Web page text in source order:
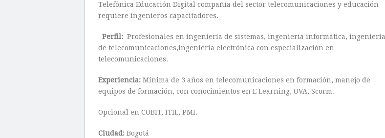
Telefónica Educación Digital compañía del sector telecomunicaciones y educación
requiere ingenieros capacitadores.
Perfil: Profesionales en ingeniería de sistemas, ingeniería informática, ingeniería
de telecomunicaciones,ingeniería electrónica con especialización en
telecomunicaciones.
Experiencia: Mínima de 3 años en telecomunicaciones en formación, manejo de
equipos de formación, con conocimientos en E Learning, OVA, Scorm.
Opcional en COBIT, ITIL, PMI.
Ciudad: Bogotá